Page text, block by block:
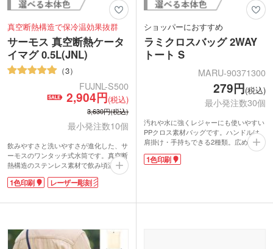
真空断熱構造で保冷温効果抜群
サーモス 真空断熱ケータ
イマグ 0.5L(JNL)
3
FUJNL-S500
2,904円(税込)
3,630円(税込)
最小発注数10個
飲みやすさと洗いやすさが進化した、サ
ーモスのワンタッチ式水筒です。真空断
熱構造のステンレス素材で飲み頃温度を
キープ。唇にフィットしやすい形状なの
で、飲み心地抜群です。外して洗えるパ
トボトル1本分と同じ500mlです。年代
動画提供 : THERMOS Official
1色印刷 レーザー彫刻
ショッパーにおすすめ
ラミクロスバッグ 2WAY
トート S
MARU-90371300
279円(税込)
最小発注数30個
汚れや水に強くレジャーにも使いやすい
PPクロス素材バッグです。ハンドルは
肩掛け・手持ちできる2種類。広めの底
マチでプラホック付き。中身が見えませ
ん。耐久性があり、重い荷物も楽々持ち
ブランドロゴを印刷して長く使ってもら
1色印刷